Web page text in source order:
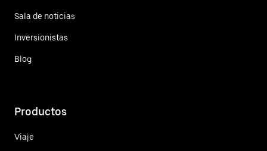
Sala de noticias
Inversionistas
Blog
Productos
Viaje